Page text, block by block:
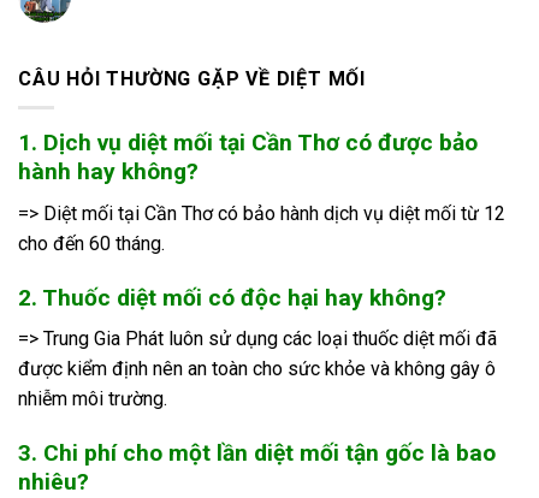
CÂU HỎI THƯỜNG GẶP VỀ DIỆT MỐI
1. Dịch vụ diệt mối tại Cần Thơ có được bảo
hành hay không?
=> Diệt mối tại Cần Thơ có bảo hành dịch vụ diệt mối từ 12
cho đến 60 tháng.
2. Thuốc diệt mối có độc hại hay không?
=> Trung Gia Phát luôn sử dụng các loại thuốc diệt mối đã
được kiểm định nên an toàn cho sức khỏe và không gây ô
nhiễm môi trường.
3. Chi phí cho một lần diệt mối tận gốc là bao
nhiêu?